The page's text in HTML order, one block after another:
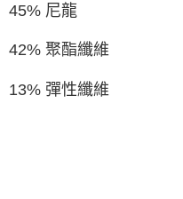
45% 尼龍
42% 聚酯纖維
13% 彈性纖維